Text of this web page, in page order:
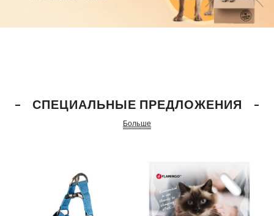
СПЕЦИАЛЬНЫЕ ПРЕДЛОЖЕНИЯ
Больше